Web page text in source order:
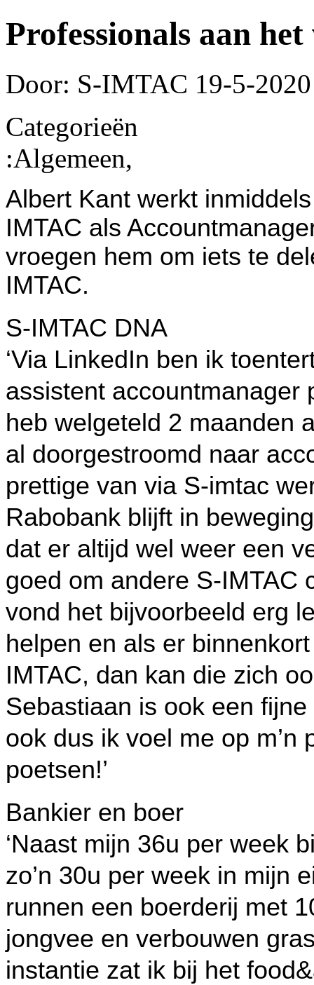
Professionals aan
Door: S-IMTAC 19-5-2020
Categorieën
:Algemeen,
Albert Kant werkt
IMTAC als
vroegen hem om iets te
IMTAC.
S-IMTAC DNA
‘Via LinkedIn ben ik
assistent accountmanager
heb welgeteld 2 maanden
al doorgestroomd naar
prettige van via S-imtac
Rabobank blijft in
dat er altijd wel weer een
goed om andere S-IMTAC
vond het bijvoorbeeld erg
helpen en als er
IMTAC, dan kan die zich
Sebastiaan is ook een
ook dus ik voel me op m’n
poetsen!’
Bankier en boer
‘Naast mijn 36u per week
zo’n 30u per week in mijn
runnen een boerderij met
jongvee en verbouwen
instantie zat ik bij het